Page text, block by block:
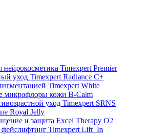
нейрокосметика Timexpert Premier
уход Timexpert Radiance C+
Timexpert White
микрофлоры кожи B-Calm
уход Timexpert SRNS
Royal Jelly
и защита Excel Therapy O2
Timexpert Lift_In